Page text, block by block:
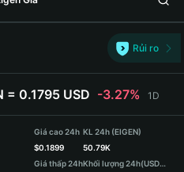
Rủi ro
= 0.1795 USD -3.27% 1D
Giá cao 24h
$0.1899
Giá thấp 24h
KL 24h (EIGEN)
50.79K
Khối lượng 24h(USDT)